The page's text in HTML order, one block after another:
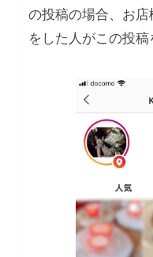
の投稿の場合、お
をした人がこの投稿